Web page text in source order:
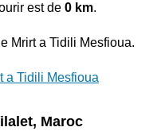
est de 0 km.
Mrirt a Tidili Mesfioua.
a Tidili Mesfioua
Maroc